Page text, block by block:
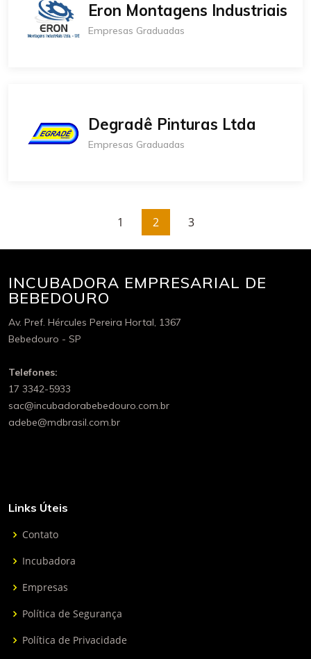
Eron Montagens Industriais
Empresas Graduadas
Degradê Pinturas Ltda
Empresas Graduadas
1 2 3
INCUBADORA EMPRESARIAL DE
BEBEDOURO
Av. Pref. Hércules Pereira Hortal, 1367
Bebedouro - SP
Telefones:
17 3342-5933
sac@incubadorabebedouro.com.br
adebe@mdbrasil.com.br
Links Úteis
Contato
Incubadora
Empresas
Política de Segurança
Política de Privacidade